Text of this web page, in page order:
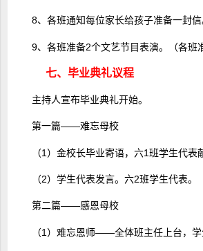
8、各班通知每位家长给孩子准备一封信
9、各班准备2个文艺节目表演。（各班
七、毕业典礼议程
主持人宣布毕业典礼开始。
第一篇――难忘母校
（1）金校长毕业寄语，六1班学生代表
（2）学生代表发言。六2班学生代表。
第二篇――感恩母校
（1）难忘恩师――全体班主任上台，学